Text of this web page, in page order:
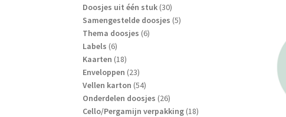
Doosjes uit één stuk 3030
producten
Samengestelde doosjes 55
Thema doosjes 66
Labels 66
producten
Kaarten 1818
producten
Enveloppen 2323
producten
Vellen karton 5454
producten
Onderdelen doosjes 2626
producten
Cello/Pergamijn verpakking 1818